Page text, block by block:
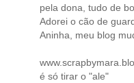
pela dona, tudo de
Adorei o cão de
Aninha, meu blog
é só tirar o "ale"